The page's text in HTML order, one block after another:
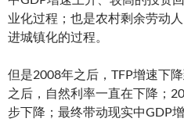
业化过程；也是农村剩余劳动
进城镇化的过程。
但是2008年之后，TFP增速下
之后，自然利率一直在下降；
步下降；最终带动现实中GDP